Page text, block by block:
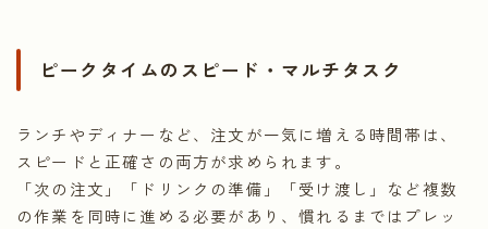
ピークタイムのスピード・マルチタスク
ランチやディナーなど、注文が一気に増える時間帯は、
スピードと正確さの両方が求められます。
「次の注文」「ドリンクの準備」「受け渡し」など複数
の作業を同時に進める必要があり、慣れるまではプレッ